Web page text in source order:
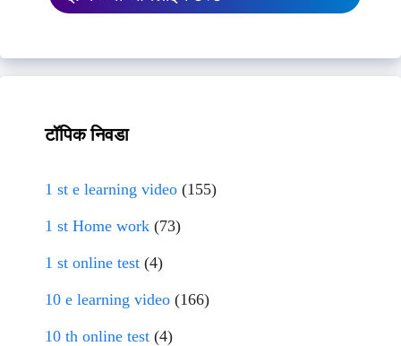
टॉपिक निवडा
1 st e learning video (155)
1 st Home work (73)
1 st online test (4)
10 e learning video (166)
10 th online test (4)